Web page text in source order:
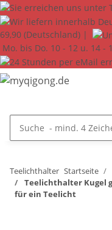
69,90 (Deutschland) |
Mo. bis Do. 10 - 12 u. 14 -
Teelichthalter Startseite
Teelichthalter Kugel
für ein Teelicht